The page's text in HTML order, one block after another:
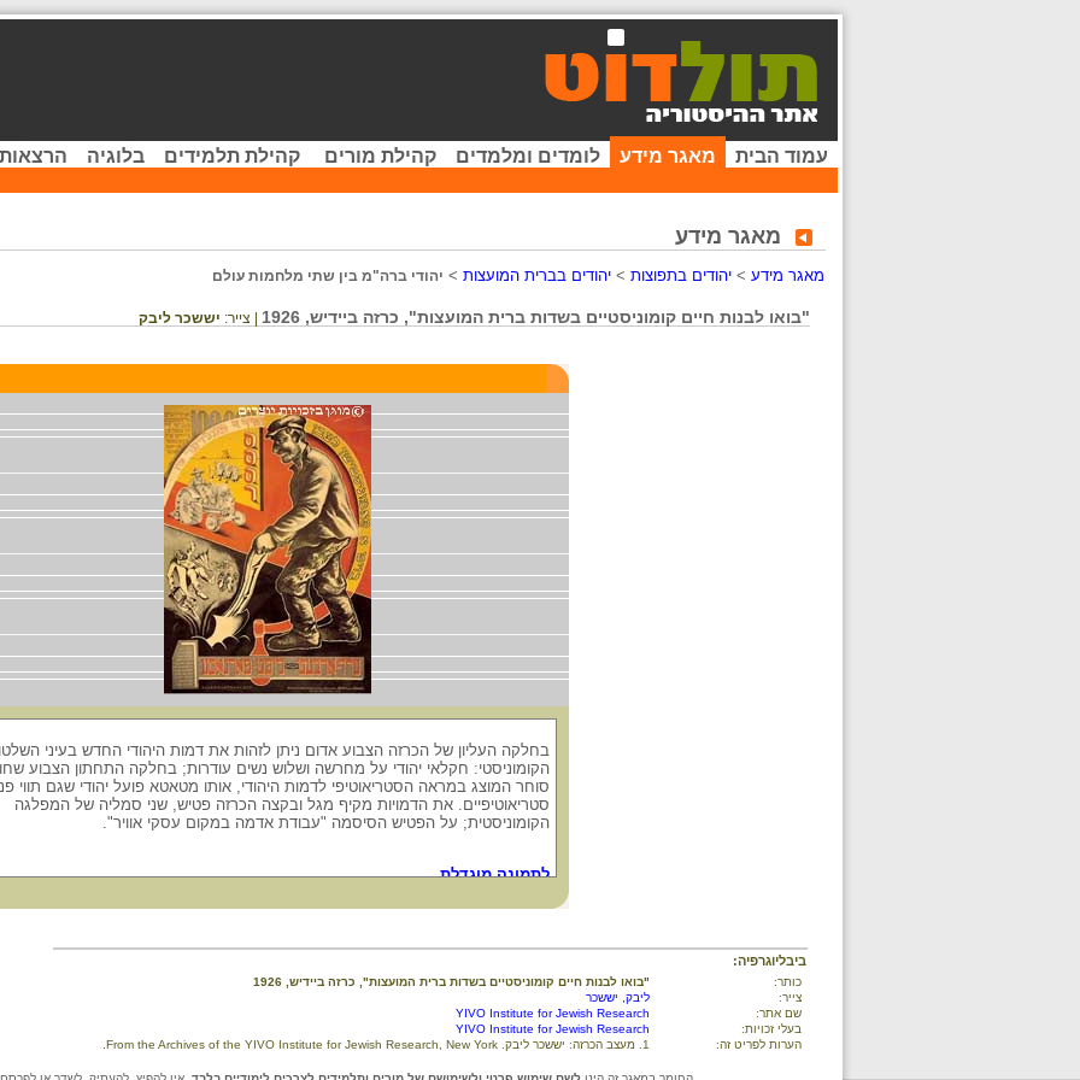
עמוד הבית מאגר מידע לומדים ומלמדים קהילת מורים קהילת תלמידים בלוגיה הרצאות
מאגר מידע
מאגר מידע > יהודים בתפוצות > יהודים בברית המועצות > יהודי ברה"מ בין שתי מלחמות עולם
"בואו לבנות חיים קומוניסטיים בשדות ברית המועצות", כרזה ביידיש, 1926 | צייר: יששכר ליבק
בחלקה העליון של הכרזה הצבוע אדום ניתן לזהות את דמות היהודי החדש בעיני
הקומוניסטי: חקלאי יהודי על מחרשה ושלוש נשים עודרות; בחלקה התחתון הצבוע
סוחר המוצג במראה הסטריאוטיפי לדמות היהודי, אותו מטאטא פועל יהודי שגם תווי
סטריאוטיפיים. את הדמויות מקיף מגל ובקצה הכרזה פטיש, שני סמליה של המפלגה
הקומוניסטית; על הפטיש הסיסמה "עבודת אדמה במקום עסקי אוויר".
לתמונה מוגדלת
ביבליוגרפיה:
כותר:
"בואו לבנות חיים קומוניסטיים בשדות ברית המועצות", כרזה ביידיש, 1926
צייר:
ליבק, יששכר
שם אתר:
YIVO Institute for Jewish Research
בעלי זכויות:
YIVO Institute for Jewish Research
הערות לפריט זה:
1. מעצב הכרזה: יששכר ליבק. From the Archives of the YIVO Institute for Jewish Research, New York.